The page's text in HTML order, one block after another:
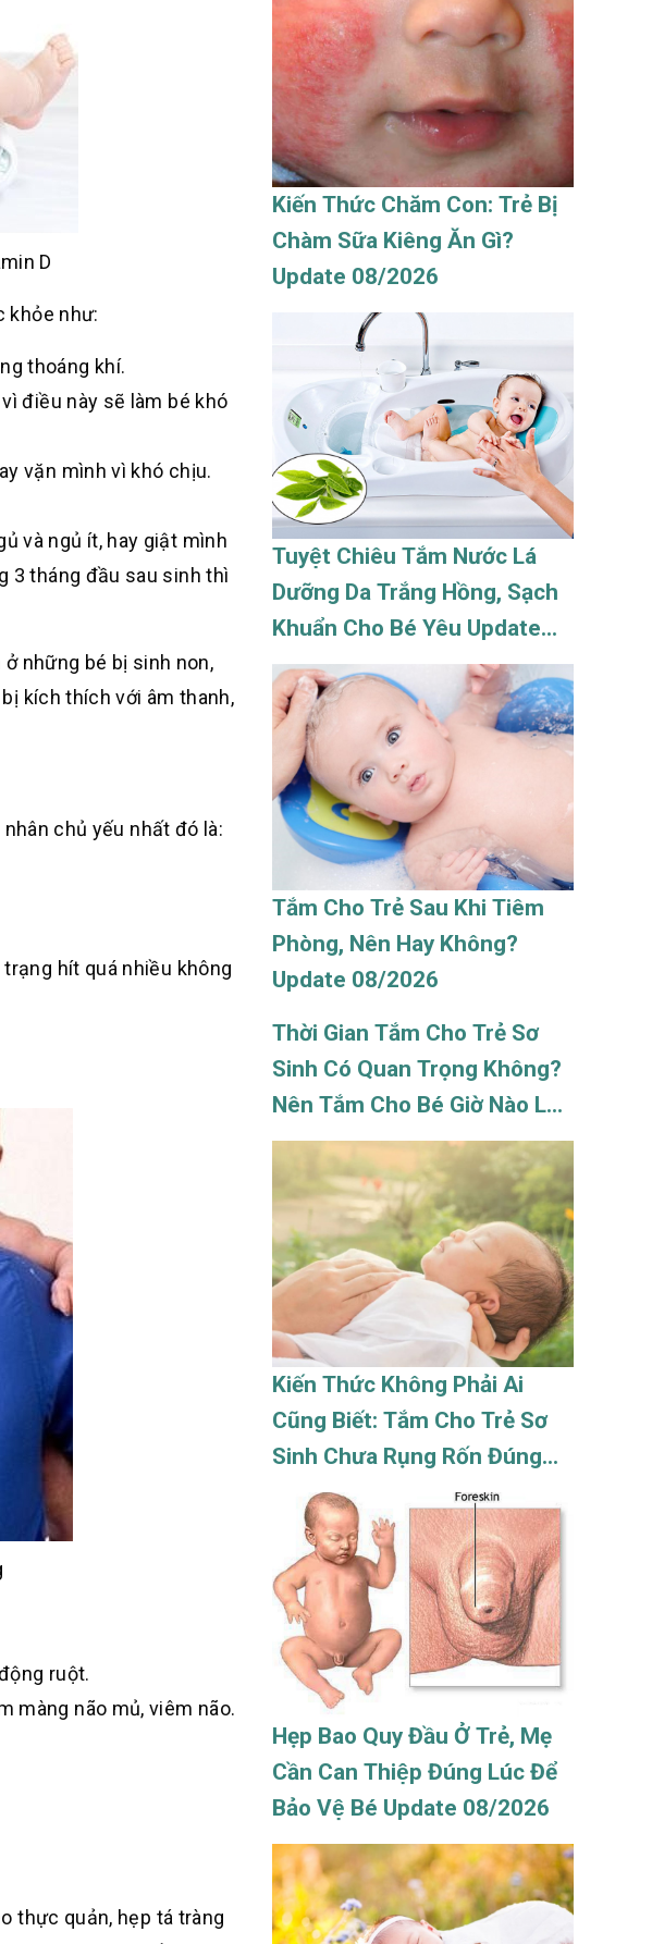
D
khỏe như:
thoáng khí.
điều này sẽ làm bé khó
vặn mình vì khó chịu.
và ngủ ít, hay giật mình
3 tháng đầu sau sinh thì
những bé bị sinh non,
kích thích với âm thanh,
chủ yếu nhất đó là:
hít quá nhiều không
ruột.
màng não mủ, viêm não.
thực quản, hẹp tá tràng
Kiến Thức Chăm Con: Trẻ Bị
Chàm Sữa Kiêng Ăn Gì?
Update 08/2026
Tuyệt Chiêu Tắm Nước Lá
Dưỡng Da Trắng Hồng, Sạch
Khuẩn Cho Bé Yêu Update
08/2026
Tắm Cho Trẻ Sau Khi Tiêm
Phòng, Nên Hay Không?
Update 08/2026
Thời Gian Tắm Cho Trẻ Sơ
Sinh Có Quan Trọng Không?
Nên Tắm Cho Bé Giờ Nào Là
Tốt Nhất? Update 08/2026
Kiến Thức Không Phải Ai
Cũng Biết: Tắm Cho Trẻ Sơ
Sinh Chưa Rụng Rốn Đúng
Cách Update 08/2026
Hẹp Bao Quy Đầu Ở Trẻ, Mẹ
Cần Can Thiệp Đúng Lúc Để
Bảo Vệ Bé Update 08/2026